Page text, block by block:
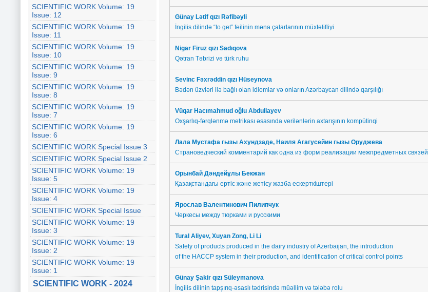
SCIENTIFIC WORK Volume: 19
Issue: 12
SCIENTIFIC WORK Volume: 19
Issue: 11
SCIENTIFIC WORK Volume: 19
Issue: 10
SCIENTIFIC WORK Volume: 19
Issue: 9
SCIENTIFIC WORK Volume: 19
Issue: 8
SCIENTIFIC WORK Volume: 19
Issue: 7
SCIENTIFIC WORK Volume: 19
Issue: 6
SCIENTIFIC WORK Special Issue 3
SCIENTIFIC WORK Special Issue 2
SCIENTIFIC WORK Volume: 19
Issue: 5
SCIENTIFIC WORK Volume: 19
Issue: 4
SCIENTIFIC WORK Special Issue
SCIENTIFIC WORK Volume: 19
Issue: 3
SCIENTIFIC WORK Volume: 19
Issue: 2
SCIENTIFIC WORK Volume: 19
Issue: 1
SCIENTIFIC WORK - 2024
Günay Lətif qızı Rəfibəyli
İngilis dilində “to get” feilinin məna çalarlarının müxtəlifliyi
Nigar Firuz qızı Sadıqova
Qətran Təbrizi və türk ruhu
Sevinc Fəxrəddin qızı Hüseynova
Bədən üzvləri ilə bağlı olan idiomlar və onların Azərbaycan dilində qarşılığı
Vüqar Hacımahmud oğlu Abdullayev
Oxşarlıq-fərqlənmə metrikası əsasında verilənlərin axtarışının kompütinqi
Лала Мустафа гызы Ахундзаде, Наиля Агагусейин гызы Оруджева
Страноведческий комментарий как одна из форм реализации межпредметных связей
Орынбай Дәндейұлы Бекжан
Қазақстандағы ертіс және жетісу жазба ескерткіштері
Ярослав Валентинович Пилипчук
Черкесы между тюрками и русскими
Tural Aliyev, Xuyan Zong, Li Li
Safety of products produced in the dairy industry of Azerbaijan, the introduction
of the HACCP system in their production, and identification of critical control points
Günay Şakir qızı Süleymanova
İngilis dilinin tapşırıq-əsaslı tədrisində müəllim və tələbə rolu